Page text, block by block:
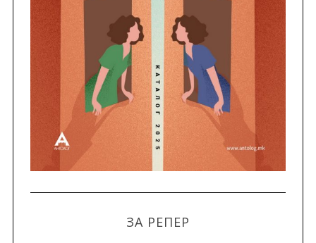
ЗА РЕПЕР